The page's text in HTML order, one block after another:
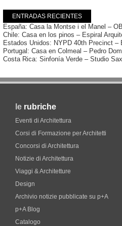
ENTRADAS RECIENTES
España: Casa la Montse i el Manel –
Chile: Casa en los pinos – Espiral
Estados Unidos: NYPD 40th Precinct –
Portugal: Casa en Colmeal – Pedro
Costa Rica: Sinfonía Verde – Studio
le rubriche
Eventi di Architettura
Corsi di Formazione per Architetti
Concorsi di Architettura
Notizie di Architettura
Viaggi & Architetture
Design
Archivio notizie pubblicate su p+A
p+A Blog
Catalogo